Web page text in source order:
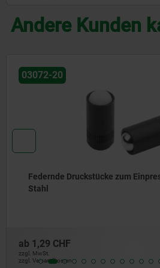
Andere Kunden
03071-90
Federnde Druckstücke glatte
Stahl
ab1,22 CHF
zzgl. MwSt.
zzgl. Versandkosten